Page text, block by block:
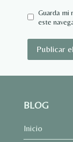
Guarda mi
este
BLOG
Inicio